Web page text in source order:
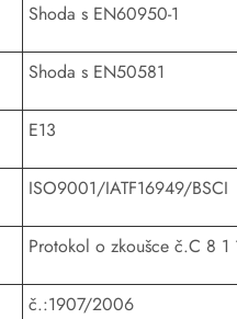
Shoda s EN60950-1
Shoda s EN50581
E13
ISO9001/IATF16949/BSCI
Protokol o zkoušce č.C 8
č.:1907/2006